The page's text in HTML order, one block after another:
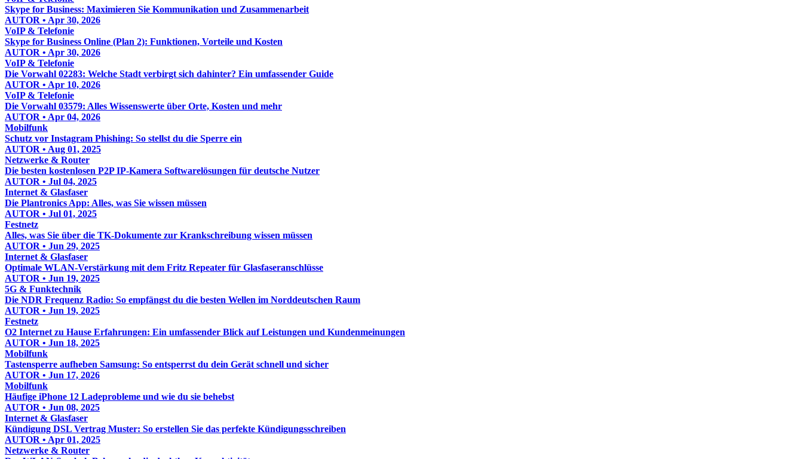
Skype for Business: Maximieren Sie Kommunikation und Zusammenarbeit
AUTOR • Apr 30, 2026
VoIP & Telefonie
Skype for Business Online (Plan 2): Funktionen, Vorteile und Kosten
AUTOR • Apr 30, 2026
VoIP & Telefonie
Die Vorwahl 02283: Welche Stadt verbirgt sich dahinter? Ein umfassender Guide
AUTOR • Apr 10, 2026
VoIP & Telefonie
Die Vorwahl 03579: Alles Wissenswerte über Orte, Kosten und mehr
AUTOR • Apr 04, 2026
Mobilfunk
Schutz vor Instagram Phishing: So stellst du die Sperre ein
AUTOR • Aug 01, 2025
Netzwerke & Router
Die besten kostenlosen P2P IP-Kamera Softwarelösungen für deutsche Nutzer
AUTOR • Jul 04, 2025
Internet & Glasfaser
Die Plantronics App: Alles, was Sie wissen müssen
AUTOR • Jul 01, 2025
Festnetz
Alles, was Sie über die TK-Dokumente zur Krankschreibung wissen müssen
AUTOR • Jun 29, 2025
Internet & Glasfaser
Optimale WLAN-Verstärkung mit dem Fritz Repeater für Glasfaseranschlüsse
AUTOR • Jun 19, 2025
5G & Funktechnik
Die NDR Frequenz Radio: So empfängst du die besten Wellen im Norddeutschen Raum
AUTOR • Jun 19, 2025
Festnetz
O2 Internet zu Hause Erfahrungen: Ein umfassender Blick auf Leistungen und Kundenmeinungen
AUTOR • Jun 18, 2025
Mobilfunk
Tastensperre aufheben Samsung: So entsperrst du dein Gerät schnell und sicher
AUTOR • Jun 17, 2026
Mobilfunk
Häufige iPhone 12 Ladeprobleme und wie du sie behebst
AUTOR • Jun 08, 2025
Internet & Glasfaser
Kündigung DSL Vertrag Muster: So erstellen Sie das perfekte Kündigungsschreiben
AUTOR • Apr 01, 2025
Netzwerke & Router